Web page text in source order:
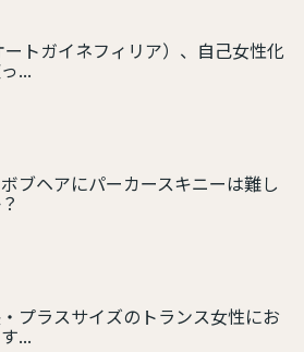
ートガイネフィリア）、自己女性化
...
ブヘアにパーカースキニーは難し
プラスサイズのトランス女性にお
...